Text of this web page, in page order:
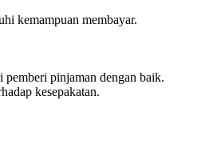
kemampuan membayar.
pemberi pinjaman dengan baik.
kesepakatan.